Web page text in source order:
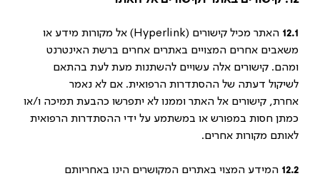
12.1 האתר מכיל קישורים (Hyperlink ) אל מקורות מידע או
משאבים אחרים המצויים באתרים אחרים ברשת האינטרנט
ומהם. קישורים אלה עשויים להשתנות מעת לעת בהתאם
לשיקול דעתה של ההסתדרות הרפואית. אם לא נאמר
אחרת, קישורים אל האתר וממנו לא יתפרשו כהבעת תמיכה ו/או
כמתן חסות במפורש או במשתמע על ידי ההסתדרות הרפואית
לאותם מקורות אחרים.
12.2 המידע המצוי באתרים המקושרים הינו באחריותם